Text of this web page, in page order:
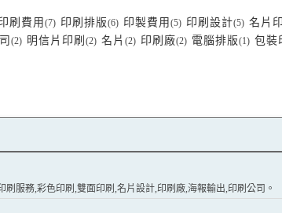
刷費用 (7) 印刷排版(6) 印製費用 (5) 印刷設計(5) 名片
(2) 明信片印刷 (2) 名片 (2) 印刷廠(2) 電腦排版(1) 包裝
服務,彩色印刷,雙面印刷,名片設計,印刷廠,海報輸出,印刷公司。